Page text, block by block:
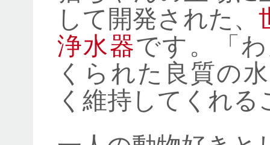
して開発された、
浄水器です。「
くられた良質の
く維持してくれ